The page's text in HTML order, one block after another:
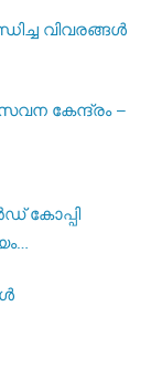
വിവരങ്ങള്‍
കേന്ദ്രം –
കോപ്പി